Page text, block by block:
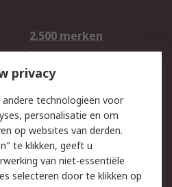
2.500 merken
Inkoopoplossingen
Technisch advies
Email veiligheid
Websitevoorwaarden
privacy
technologieën voor
personalisatie en om
op websites van derden.
te klikken, geeft u
van niet-essentiële
selecteren door te klikken op